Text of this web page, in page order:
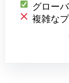
グロー
複雑な